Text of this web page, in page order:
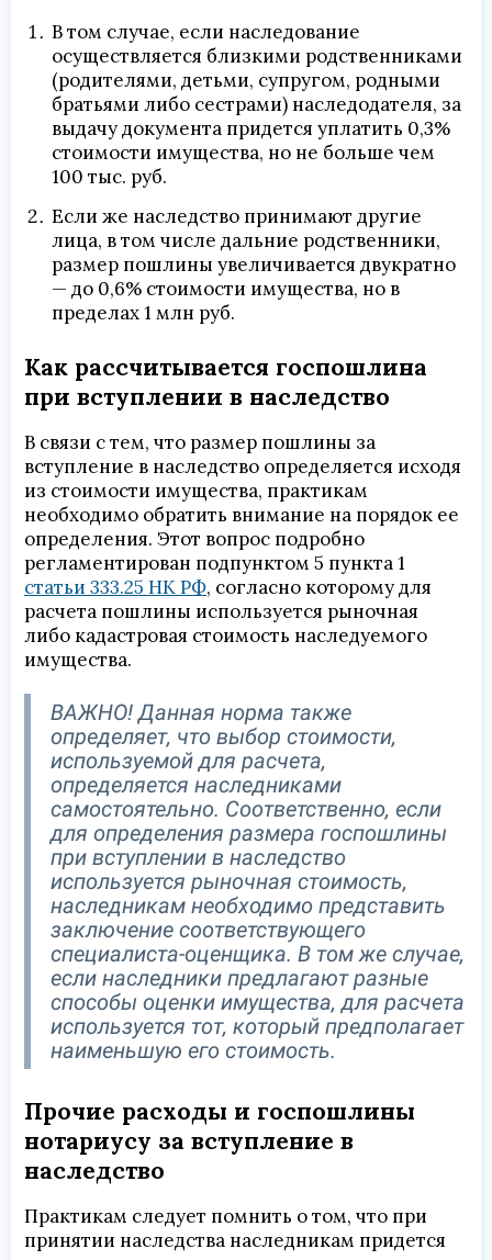
В том случае, если наследование
осуществляется близкими родственниками
(родителями, детьми, супругом, родными
братьями либо сестрами) наследодателя, за
выдачу документа придется уплатить 0,3%
стоимости имущества, но не больше чем
100 тыс. руб.
Если же наследство принимают другие
лица, в том числе дальние родственники,
размер пошлины увеличивается двукратно
— до 0,6% стоимости имущества, но в
пределах 1 млн руб.
Как рассчитывается госпошлина
при вступлении в наследство
В связи с тем, что размер пошлины за
вступление в наследство определяется исходя
из стоимости имущества, практикам
необходимо обратить внимание на порядок ее
определения. Этот вопрос подробно
регламентирован подпунктом 5 пункта 1
статьи 333.25 НК РФ, согласно которому для
расчета пошлины используется рыночная
либо кадастровая стоимость наследуемого
имущества.
ВАЖНО! Данная норма также
определяет, что выбор стоимости,
используемой для расчета,
определяется наследниками
самостоятельно. Соответственно, если
для определения размера госпошлины
при вступлении в наследство
используется рыночная стоимость,
наследникам необходимо представить
заключение соответствующего
специалиста-оценщика. В том же случае,
если наследники предлагают разные
способы оценки имущества, для расчета
используется тот, который предполагает
наименьшую его стоимость.
Прочие расходы и госпошлины
нотариусу за вступление в
наследство
Практикам следует помнить о том, что при
принятии наследства наследникам придется